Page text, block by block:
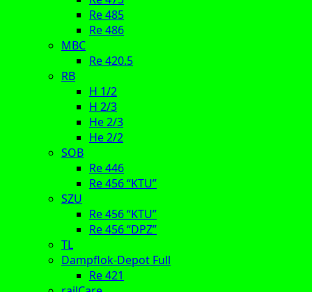
Re 485
Re 486
MBC
Re 420.5
RB
H 1/2
H 2/3
He 2/3
He 2/2
SOB
Re 446
Re 456 “KTU”
SZU
Re 456 “KTU”
Re 456 “DPZ”
TL
Dampflok-Depot Full
Re 421